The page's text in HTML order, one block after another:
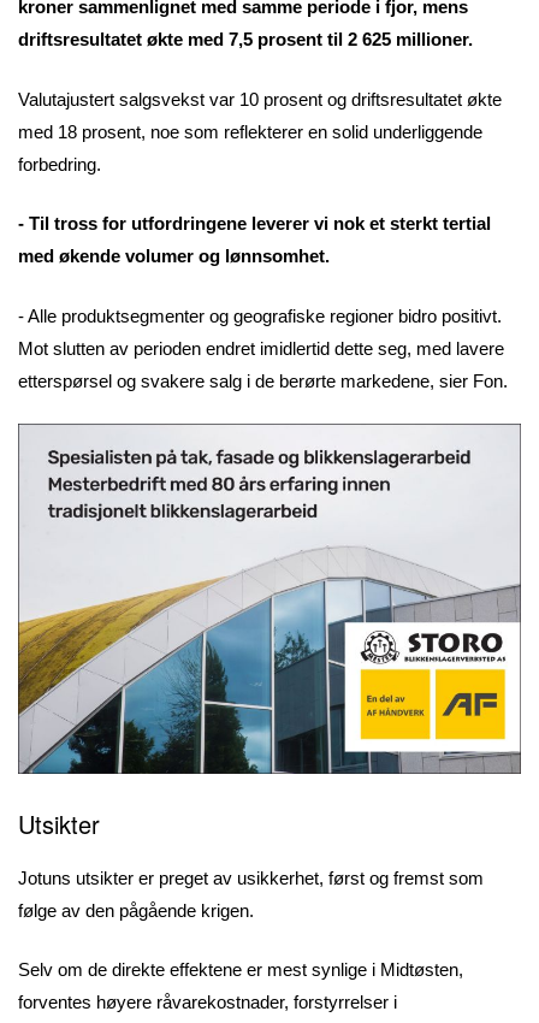
kroner sammenlignet med samme periode i fjor, mens
driftsresultatet økte med 7,5 prosent til 2 625 millioner.
Valutajustert salgsvekst var 10 prosent og driftsresultatet økte
med 18 prosent, noe som reflekterer en solid underliggende
forbedring.
- Til tross for utfordringene leverer vi nok et sterkt tertial
med økende volumer og lønnsomhet.
- Alle produktsegmenter og geografiske regioner bidro positivt.
Mot slutten av perioden endret imidlertid dette seg, med lavere
etterspørsel og svakere salg i de berørte markedene, sier Fon.
Utsikter
Jotuns utsikter er preget av usikkerhet, først og fremst som
følge av den pågående krigen.
Selv om de direkte effektene er mest synlige i Midtøsten,
forventes høyere råvarekostnader, forstyrrelser i